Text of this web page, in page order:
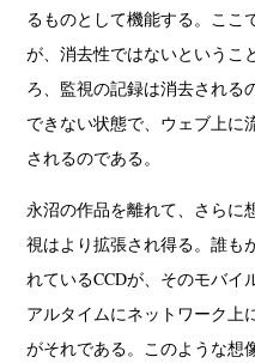
るものとして機能する。ここ
が、消去性ではないというこ
ろ、監視の記録は消去される
できない状態で、ウェブ上に
されるのである。
永沼の作品を離れて、さらに
視はより拡張され得る。誰も
れているCCDが、そのモバイ
アルタイムにネットワーク上
がそれである。このような想